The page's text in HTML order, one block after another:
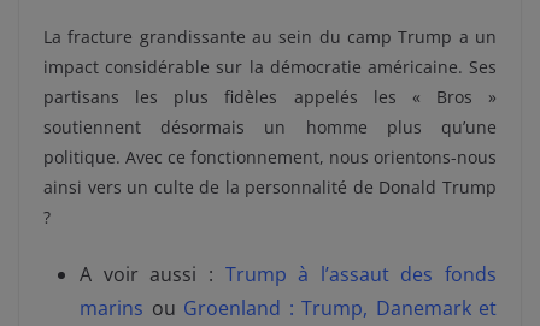
La fracture grandissante au sein du camp Trump a un
impact considérable sur la démocratie américaine. Ses
partisans les plus fidèles appelés les « Bros »
soutiennent désormais un homme plus qu’une
politique. Avec ce fonctionnement, nous orientons-nous
ainsi vers un culte de la personnalité de Donald Trump
?
A voir aussi : Trump à l’assaut des fonds
marins ou Groenland : Trump, Danemark et